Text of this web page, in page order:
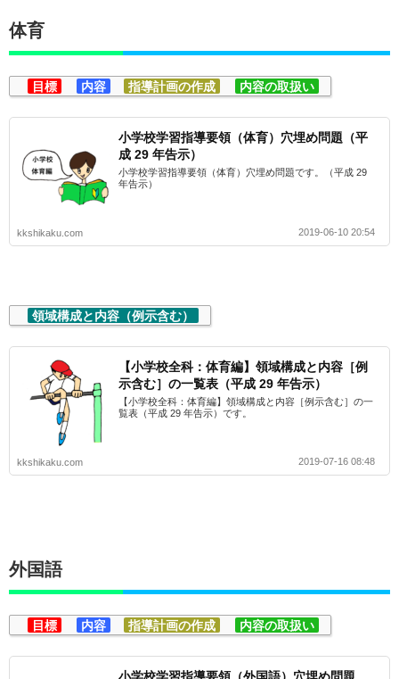
体育
目標 内容 指導計画の作成 内容の取扱い
小学校学習指導要領（体育）穴埋め問題（平
成 29 年告示）
小学校学習指導要領（体育）穴埋め問題です。（平成 29
年告示）
kkshikaku.com 2019-06-10 20:54
領域構成と内容（例示含む）
【小学校全科：体育編】領域構成と内容［例
示含む］の一覧表（平成 29 年告示）
【小学校全科：体育編】領域構成と内容［例示含む］の一
覧表（平成 29 年告示）です。
kkshikaku.com 2019-07-16 08:48
外国語
目標 内容 指導計画の作成 内容の取扱い